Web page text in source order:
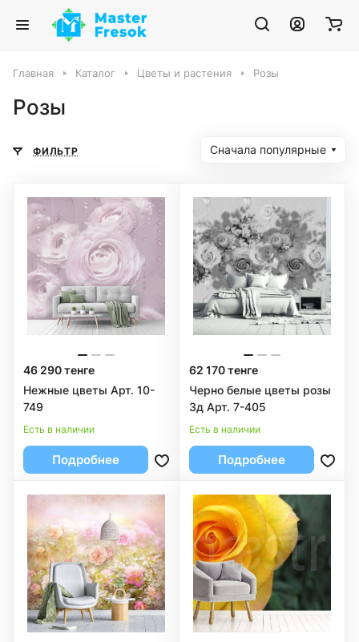
Главная Каталог Цветы и растения Розы
Розы
ФИЛЬТР Сначала популярные
46 290 тенге
Нежные цветы Арт. 10-
749
Есть в наличии
Подробнее
62 170 тенге
Черно белые цветы розы
3д Арт. 7-405
Есть в наличии
Подробнее